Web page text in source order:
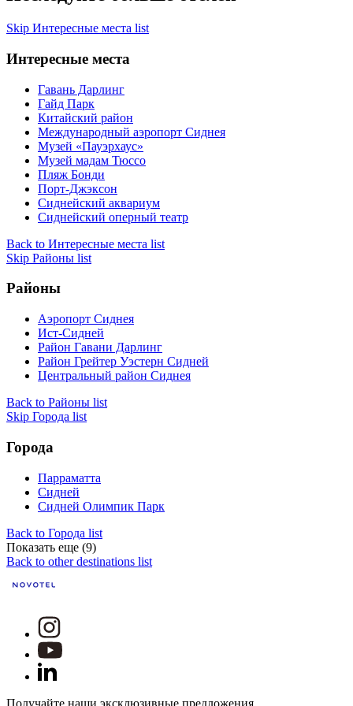
Skip Интересные места list
Интересные места
Гавань Дарлинг
Гайд Парк
Китайский район
Международный аэропорт Сиднея
Музей «Пауэрхаус»
Музей мадам Тюссо
Пляж Бонди
Порт-Джэксон
Сиднейский аквариум
Сиднейский оперный театр
Back to Интересные места list
Skip Районы list
Районы
Аэропорт Сиднея
Ист-Сидней
Район Гавани Дарлинг
Район Грейтер Уэстерн Сидней
Центральный район Сиднея
Back to Районы list
Skip Города list
Города
Парраматта
Сидней
Сидней Олимпик Парк
Back to Города list
Показать еще (9)
Back to other destinations list
Получайте наши эксклюзивные предложения